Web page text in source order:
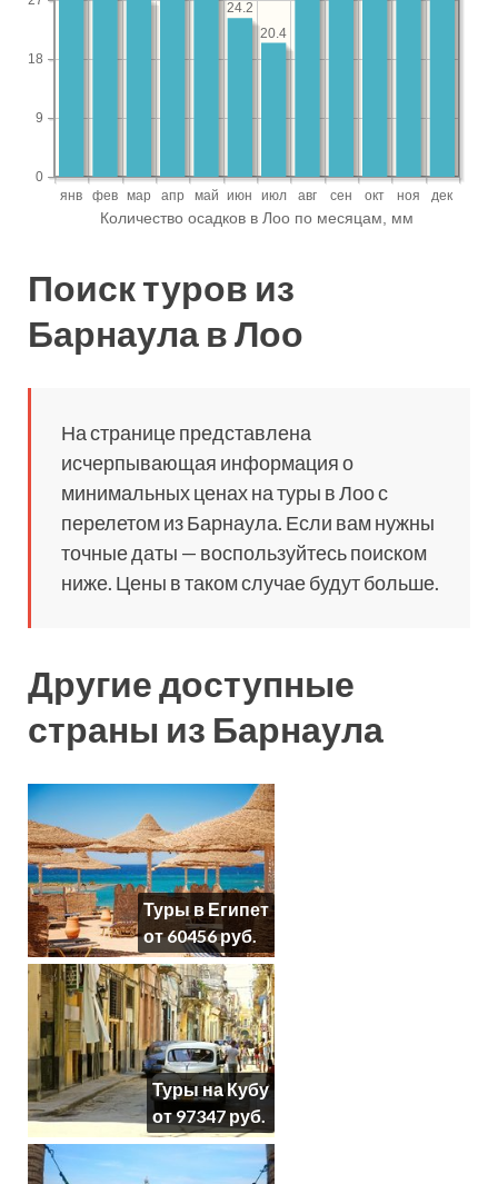
Поиск туров из
Барнаула в Лоо
На странице представлена
исчерпывающая информация о
минимальных ценах на туры в Лоо с
перелетом из Барнаула. Если вам нужны
точные даты — воспользуйтесь поиском
ниже. Цены в таком случае будут больше.
Другие доступные
страны из Барнаула
Туры в Египет
от 60456 руб.
Туры на Кубу
от 97347 руб.